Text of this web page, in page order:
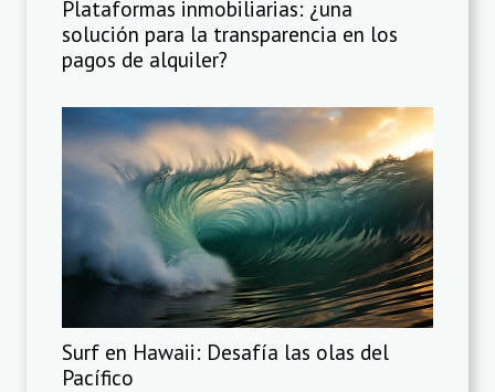
Plataformas inmobiliarias: ¿una
solución para la transparencia en los
pagos de alquiler?
Surf en Hawaii: Desafía las olas del
Pacífico